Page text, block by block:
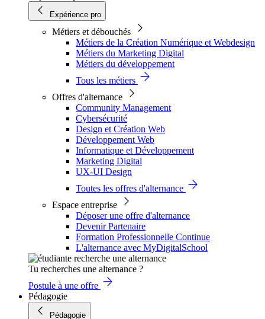
Expérience pro
Métiers et débouchés
Métiers de la Création Numérique et Webdesign
Métiers du Marketing Digital
Métiers du développement
Tous les métiers
Offres d'alternance
Community Management
Cybersécurité
Design et Création Web
Développement Web
Informatique et Développement
Marketing Digital
UX-UI Design
Toutes les offres d'alternance
Espace entreprise
Déposer une offre d'alternance
Devenir Partenaire
Formation Professionnelle Continue
L'alternance avec MyDigitalSchool
Tu recherches une alternance ?
Postule à une offre
Pédagogie
Pédagogie